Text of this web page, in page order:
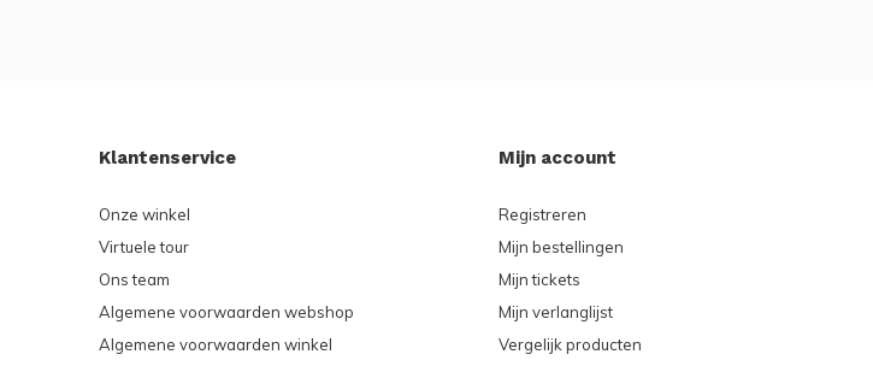
Klantenservice
Onze winkel
Virtuele tour
Ons team
Algemene voorwaarden webshop
Algemene voorwaarden winkel
Mijn account
Registreren
Mijn bestellingen
Mijn tickets
Mijn verlanglijst
Vergelijk producten